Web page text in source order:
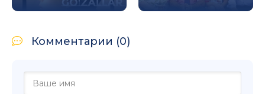
Комментарии (0)